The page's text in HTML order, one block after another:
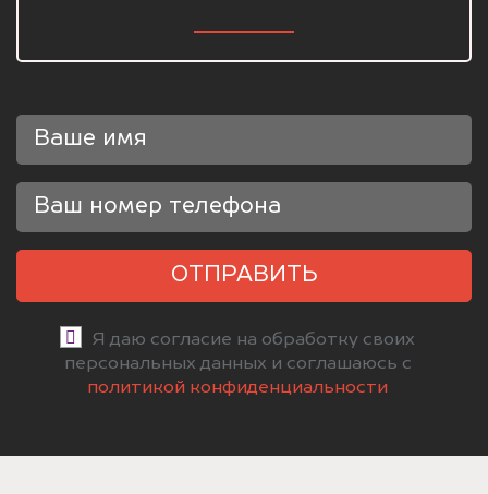
ОТПРАВИТЬ
Я даю согласие на обработку своих
персональных данных и соглашаюсь с
политикой конфиденциальности